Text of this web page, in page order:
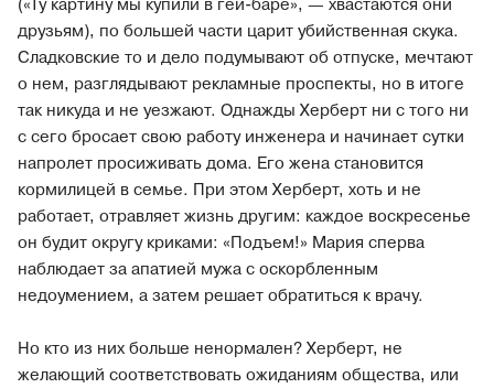
(«Ту картину мы купили в гей-баре», — хвастаются они
друзьям), по большей части царит убийственная скука.
Сладковские то и дело подумывают об отпуске, мечтают
о нем, разглядывают рекламные проспекты, но в итоге
так никуда и не уезжают. Однажды Херберт ни с того ни
с сего бросает свою работу инженера и начинает сутки
напролет просиживать дома. Его жена становится
кормилицей в семье. При этом Херберт, хоть и не
работает, отравляет жизнь другим: каждое воскресенье
он будит округу криками: «Подъем!» Мария сперва
наблюдает за апатией мужа с оскорбленным
недоумением, а затем решает обратиться к врачу.
Но кто из них больше ненормален? Херберт, не
желающий соответствовать ожиданиям общества, или